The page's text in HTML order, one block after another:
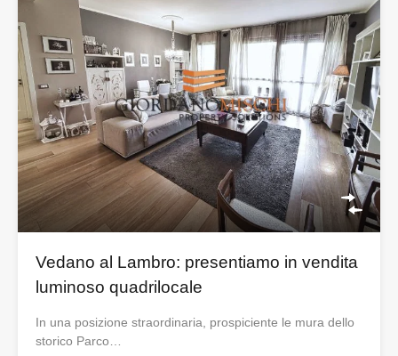
Vedano al Lambro: presentiamo in vendita
luminoso quadrilocale
In una posizione straordinaria, prospiciente le mura dello
storico Parco…